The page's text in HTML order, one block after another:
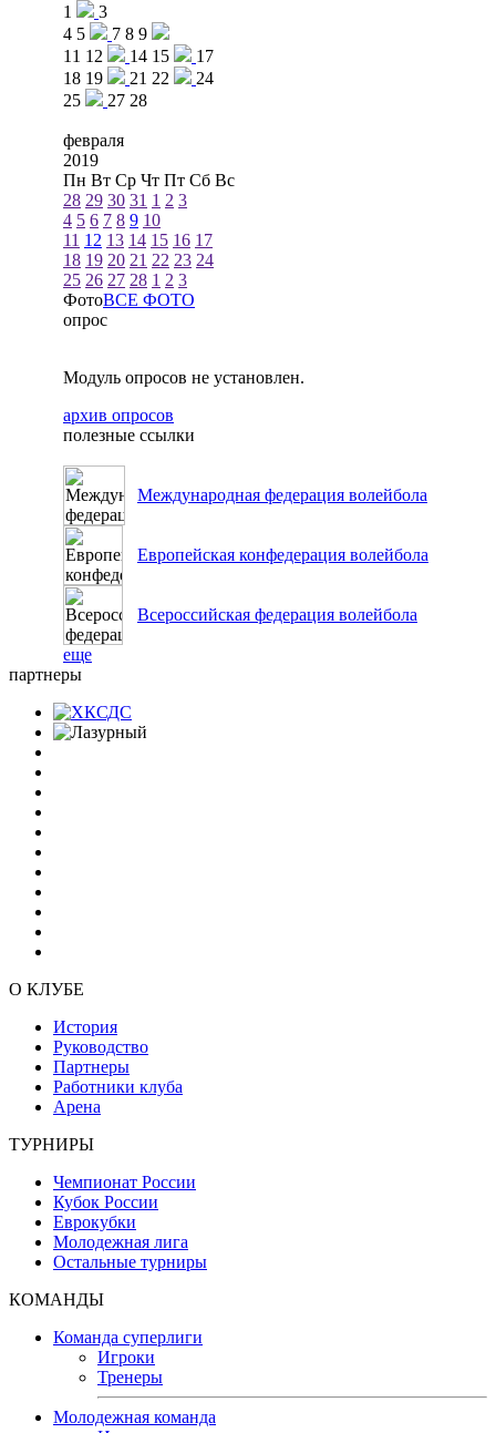
1
3
4 5 7 8 9
11 12 14 15
17
18 19 21 22
24
25
27 28
февраля
2019
Пн Вт Ср Чт Пт Сб Вс
28 29 30 31 1 2 3
4 5 6 7 8 9 10
11 12 13 14 15 16 17
18 19 20 21 22 23 24
25 26 27 28 1 2 3
ФотоВСЕ ФОТО
опрос
Модуль опросов не установлен.
архив опросов
полезные ссылки
Международная федерация волейбола
Европейская конфедерация волейбола
Всероссийская федерация волейбола
еще
партнеры
О КЛУБЕ
История
Руководство
Партнеры
Работники клуба
Арена
ТУРНИРЫ
Чемпионат России
Кубок России
Еврокубки
Молодежная лига
Остальные турниры
КОМАНДЫ
Команда суперлиги
Игроки
Тренеры
Молодежная команда